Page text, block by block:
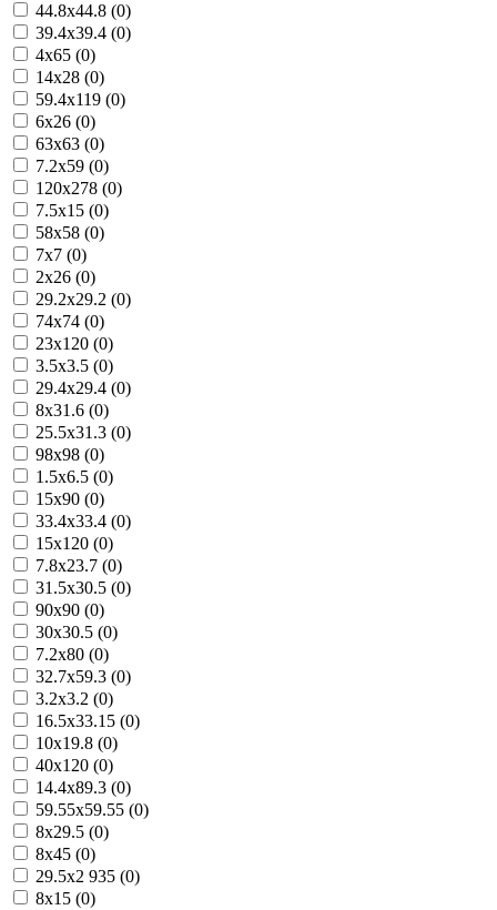
44.8x44.8 (0)
39.4x39.4 (0)
4x65 (0)
14x28 (0)
59.4x119 (0)
6x26 (0)
63x63 (0)
7.2x59 (0)
120x278 (0)
7.5x15 (0)
58x58 (0)
7x7 (0)
2x26 (0)
29.2x29.2 (0)
74x74 (0)
23x120 (0)
3.5x3.5 (0)
29.4x29.4 (0)
8x31.6 (0)
25.5x31.3 (0)
98x98 (0)
1.5x6.5 (0)
15x90 (0)
33.4x33.4 (0)
15x120 (0)
7.8x23.7 (0)
31.5x30.5 (0)
90x90 (0)
30x30.5 (0)
7.2x80 (0)
32.7x59.3 (0)
3.2x3.2 (0)
16.5x33.15 (0)
10x19.8 (0)
40x120 (0)
14.4x89.3 (0)
59.55x59.55 (0)
8x29.5 (0)
8x45 (0)
29.5x2 935 (0)
8x15 (0)